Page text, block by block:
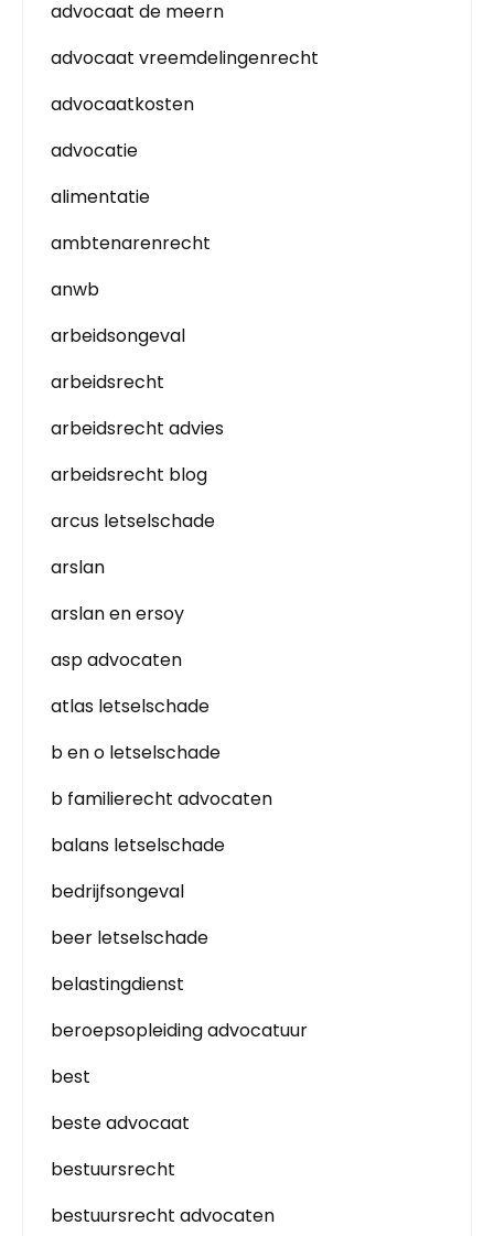
advocaat de meern
advocaat vreemdelingenrecht
advocaatkosten
advocatie
alimentatie
ambtenarenrecht
anwb
arbeidsongeval
arbeidsrecht
arbeidsrecht advies
arbeidsrecht blog
arcus letselschade
arslan
arslan en ersoy
asp advocaten
atlas letselschade
b en o letselschade
b familierecht advocaten
balans letselschade
bedrijfsongeval
beer letselschade
belastingdienst
beroepsopleiding advocatuur
best
beste advocaat
bestuursrecht
bestuursrecht advocaten